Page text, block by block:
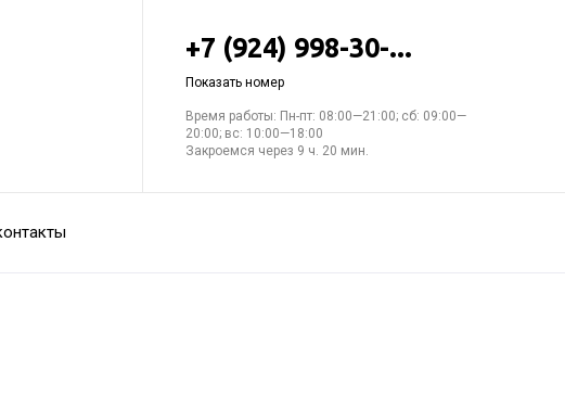
+7 (924) 998-30-...
Показать номер
Время работы: Пн-пт: 08:00—21:00; сб: 09:00—
20:00; вс: 10:00—18:00
Закроемся через 9 ч. 20 мин.